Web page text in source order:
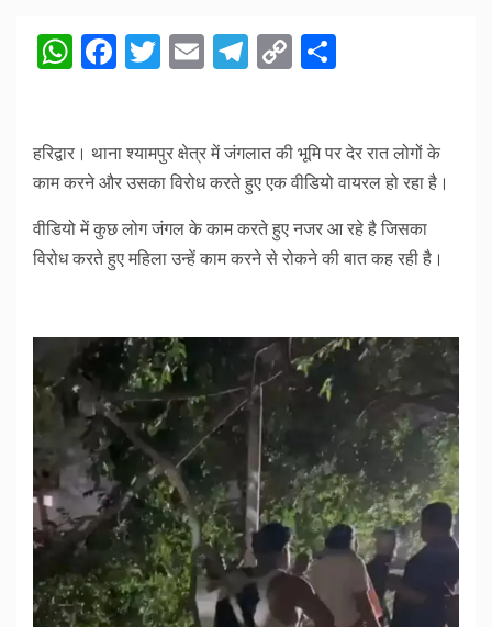
WhatsApp
Facebook
Twitter
EmailTelegram
Copy
हरिद्वार। थाना श्यामपुर क्षेत्र में जंगलात की भूमि पर देर रात लोगों के
काम करने और उसका विरोध करते हुए एक वीडियो वायरल हो रहा है।
वीडियो में कुछ लोग जंगल के काम करते हुए नजर आ रहे है जिसका
विरोध करते हुए महिला उन्हें काम करने से रोकने की बात कह रही है।